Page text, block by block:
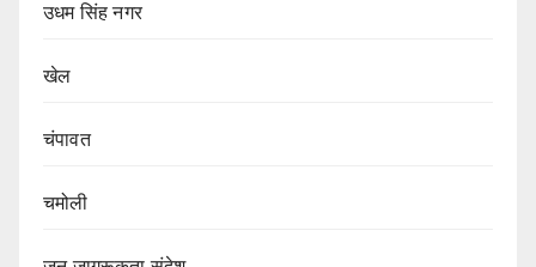
उधम सिंह नगर
खेल
चंपावत
चमोली